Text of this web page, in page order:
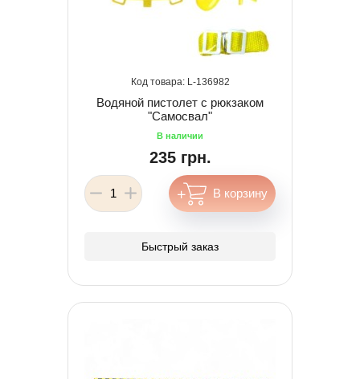
136982
Водяной пистолет с рюкзаком
"Самосвал"
235 грн.
Быстрый заказ